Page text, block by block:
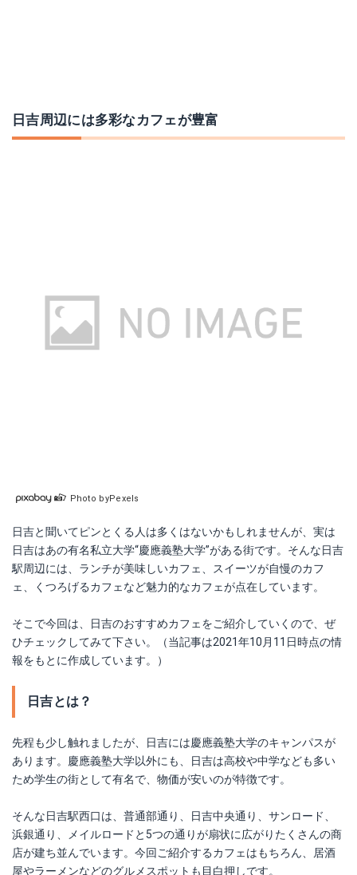
日吉周辺には多彩なカフェが豊富
Photo byPexels
日吉と聞いてピンとくる人は多くはないかもしれませんが、実は
日吉はあの有名私立大学“慶應義塾大学”がある街です。そんな日吉
駅周辺には、ランチが美味しいカフェ、スイーツが自慢のカフ
ェ、くつろげるカフェなど魅力的なカフェが点在しています。
そこで今回は、日吉のおすすめカフェをご紹介していくので、ぜ
ひチェックしてみて下さい。（当記事は2021年10月11日時点の情
報をもとに作成しています。）
日吉とは？
先程も少し触れましたが、日吉には慶應義塾大学のキャンパスが
あります。慶應義塾大学以外にも、日吉は高校や中学なども多い
ため学生の街として有名で、物価が安いのが特徴です。
そんな日吉駅西口は、普通部通り、日吉中央通り、サンロード、
浜銀通り、メイルロードと5つの通りが扇状に広がりたくさんの商
店が建ち並んでいます。今回ご紹介するカフェはもちろん、居酒
屋やラーメンなどのグルメスポットも目白押しです。